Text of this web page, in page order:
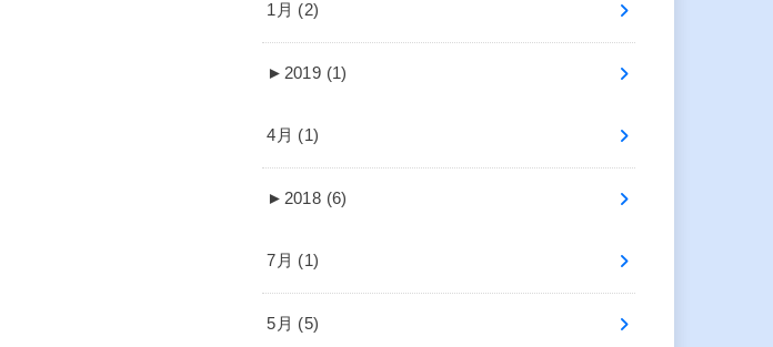
1月 (2)
► 2019 (1)
4月 (1)
► 2018 (6)
7月 (1)
5月 (5)